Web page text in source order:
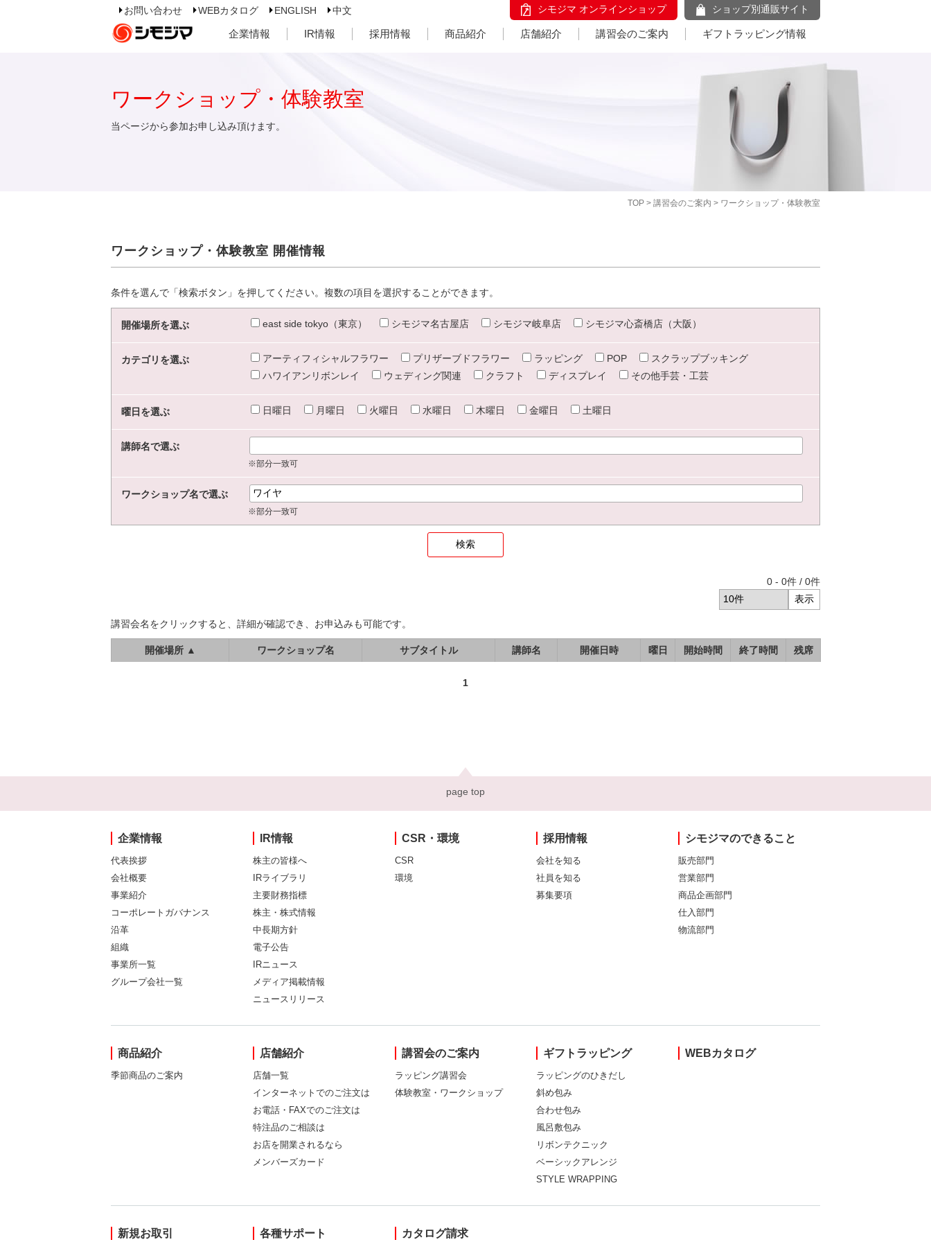
お問い合わせ WEBカタログ ENGLISH 中文 シモジマ オンラインショップ ショップ別通販サイト
企業情報 IR情報 採用情報 商品紹介 店舗紹介 講習会のご案内 ギフトラッピング情報
TOP > 講習会のご案内 > ワークショップ・体験教室
ワークショップ・体験教室
当ページから参加お申し込み頂けます。
ワークショップ・体験教室 開催情報
条件を選んで「検索ボタン」を押してください。複数の項目を選択することができます。
開催場所を選ぶ east side tokyo（東京） シモジマ名古屋店 シモジマ岐阜店 シモジマ心斎橋店（大阪）
カテゴリを選ぶ アーティフィシャルフラワー プリザーブドフラワー ラッピング POP
スクラップブッキング
ハワイアンリボンレイ
ウェディング関連 クラフト ディスプレイ その他手芸・工芸
曜日を選ぶ 日曜日 月曜日 火曜日 水曜日 木曜日 金曜日 土曜日
講師名で選ぶ
※部分一致可
ワークショップ名で選ぶ
※部分一致可
0 - 0件 / 0件
講習会名をクリックすると、詳細が確認でき、お申込みも可能です。
開催場所 ▲ ワークショップ名 サブタイトル 講師名 開催日時 曜日 開始時間 終了時間 残席
1
page top
企業情報
代表挨拶
会社概要
事業紹介
コーポレートガバナンス
沿革
組織
事業所一覧
グループ会社一覧
IR情報
株主の皆様へ
IRライブラリ
主要財務指標
株主・株式情報
中長期方針
電子公告
IRニュース
メディア掲載情報
ニュースリリース
CSR・環境
CSR
環境
採用情報
会社を知る
社員を知る
募集要項
シモジマのできること
販売部門
営業部門
商品企画部門
仕入部門
物流部門
商品紹介
季節商品のご案内
店舗紹介
店舗一覧
インターネットでのご注文は
お電話・FAXでのご注文は
特注品のご相談は
お店を開業されるなら
メンバーズカード
講習会のご案内
ラッピング講習会
体験教室・ワークショップ
ギフトラッピング
ラッピングのひきだし
斜め包み
合わせ包み
風呂敷包み
リボンテクニック
ベーシックアレンジ
STYLE WRAPPING
WEBカタログ
新規お取引 各種サポート カタログ請求